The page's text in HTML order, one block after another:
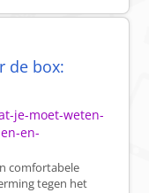
de box:
je-moet-weten-
en-
comfortabele
tegen het